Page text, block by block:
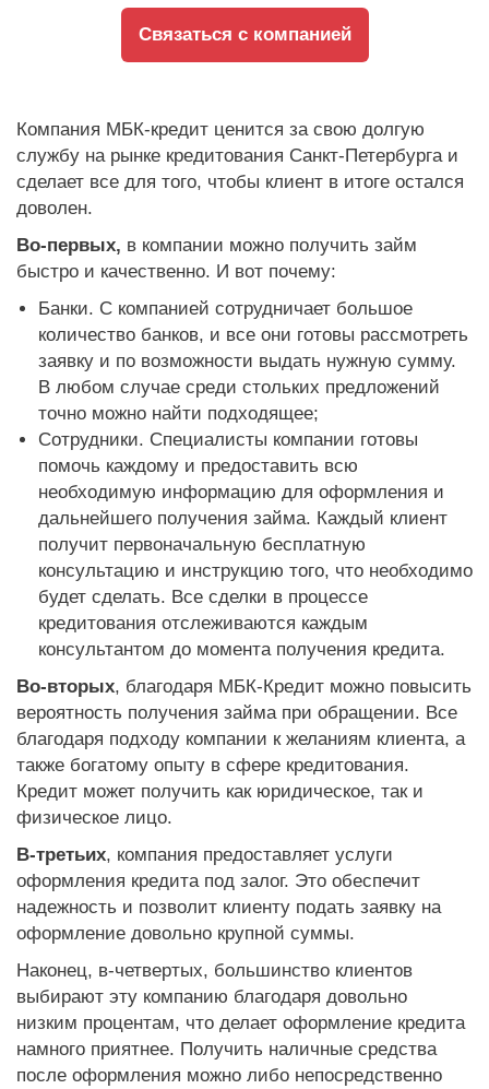
Связаться с компанией
Компания МБК-кредит ценится за свою долгую
службу на рынке кредитования Санкт-Петербурга и
сделает все для того, чтобы клиент в итоге остался
доволен.
Во-первых, в компании можно получить займ
быстро и качественно. И вот почему:
Банки. С компанией сотрудничает большое
количество банков, и все они готовы рассмотреть
заявку и по возможности выдать нужную сумму.
В любом случае среди стольких предложений
точно можно найти подходящее;
Сотрудники. Специалисты компании готовы
помочь каждому и предоставить всю
необходимую информацию для оформления и
дальнейшего получения займа. Каждый клиент
получит первоначальную бесплатную
консультацию и инструкцию того, что необходимо
будет сделать. Все сделки в процессе
кредитования отслеживаются каждым
консультантом до момента получения кредита.
Во-вторых, благодаря МБК-Кредит можно повысить
вероятность получения займа при обращении. Все
благодаря подходу компании к желаниям клиента, а
также богатому опыту в сфере кредитования.
Кредит может получить как юридическое, так и
физическое лицо.
В-третьих, компания предоставляет услуги
оформления кредита под залог. Это обеспечит
надежность и позволит клиенту подать заявку на
оформление довольно крупной суммы.
Наконец, в-четвертых, большинство клиентов
выбирают эту компанию благодаря довольно
низким процентам, что делает оформление кредита
намного приятнее. Получить наличные средства
после оформления можно либо непосредственно